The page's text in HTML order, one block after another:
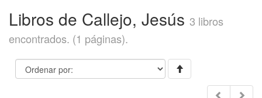
Libros de Callejo, Jesús 3 libros
encontrados. (1 páginas).